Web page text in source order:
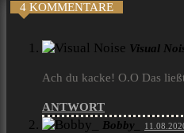
4 KOMMENTARE
Visual
Ach du kacke! O.O Das
ANTWORT
Bobby_